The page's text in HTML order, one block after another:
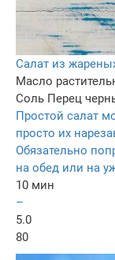
Салат из
Масло
Соль Перец
Простой салат
просто их
Обязательно
на обед или на
10 мин
–
5.0
80